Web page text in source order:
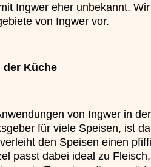
Ingwer eher unbekannt.
von Ingwer vor.
der Küche
von Ingwer in
für viele Speisen, ist
den Speisen einen
passt dabei ideal zu